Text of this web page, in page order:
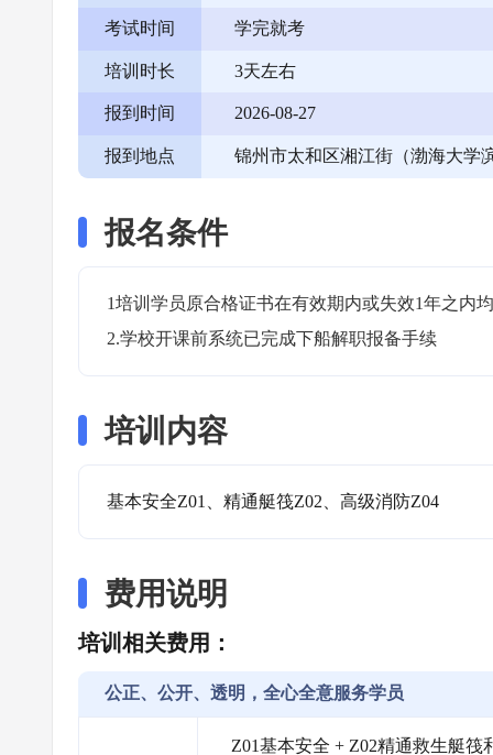
考试时间 学完就考
培训时长 3天左右
报到时间 2026-08-27
报到地点 锦州市太和区湘江街（渤海大学
报名条件
1培训学员原合格证书在有效期内或失效1年之内
2.学校开课前系统已完成下船解职报备手续
培训内容
基本安全Z01、精通艇筏Z02、高级消防Z04
费用说明
培训相关费用：
公正、公开、透明，全心全意服务学员
Z01基本安全 + Z02精通救生艇筏